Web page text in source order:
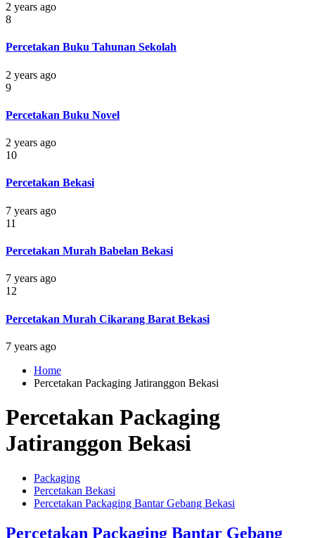
2 years ago
8
Percetakan Buku Tahunan Sekolah
2 years ago
9
Percetakan Buku Novel
2 years ago
10
Percetakan Bekasi
7 years ago
11
Percetakan Murah Babelan Bekasi
7 years ago
12
Percetakan Murah Cikarang Barat Bekasi
7 years ago
Home
Percetakan Packaging Jatiranggon Bekasi
Percetakan Packaging
Jatiranggon Bekasi
Packaging
Percetakan Bekasi
Percetakan Packaging Bantar Gebang Bekasi
Percetakan Packaging Bantar Gebang